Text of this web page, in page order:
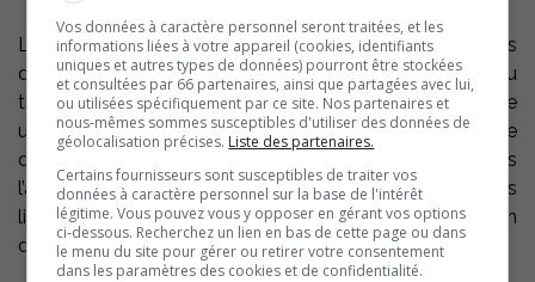
La politique d’admissibilité du ministère des Transports
du Québec (MTQ) spécifie que pour avoir droit au
transport adapté, il faut répondre à deux exigences : Être
une personne handicapée, c’est-à-dire avoir une
déficience significative et persistante, et être limitée dans
l’accomplissement des activités normales. Avoir des
limitations sur le plan de la mobilité justifiant l’utilisation
d’un tel service.
Vos données à caractère personnel seront traitées, et les
informations liées à votre appareil (cookies, identifiants
uniques et autres types de données) pourront être stockées
et consultées par 66 partenaires, ainsi que partagées avec lui,
ou utilisées spécifiquement par ce site. Nos partenaires et
nous-mêmes sommes susceptibles d'utiliser des données de
géolocalisation précises. Liste des partenaires.
Certains fournisseurs sont susceptibles de traiter vos
données à caractère personnel sur la base de l'intérêt
légitime. Vous pouvez vous y opposer en gérant vos options
ci-dessous. Recherchez un lien en bas de cette page ou dans
le menu du site pour gérer ou retirer votre consentement
dans les paramètres des cookies et de confidentialité.